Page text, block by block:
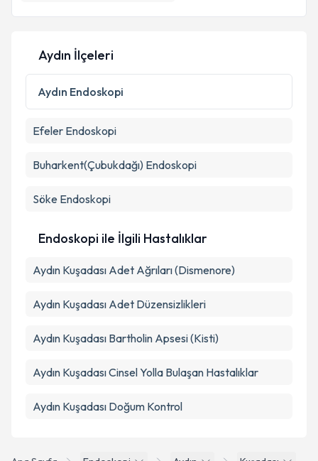
Aydın İlçeleri
Aydın Endoskopi
Efeler Endoskopi
Buharkent(Çubukdağı) Endoskopi
Söke Endoskopi
Endoskopi ile İlgili Hastalıklar
Aydın Kuşadası Adet Ağrıları (Dismenore)
Aydın Kuşadası Adet Düzensizlikleri
Aydın Kuşadası Bartholin Apsesi (Kisti)
Aydın Kuşadası Cinsel Yolla Bulaşan Hastalıklar
Aydın Kuşadası Doğum Kontrol